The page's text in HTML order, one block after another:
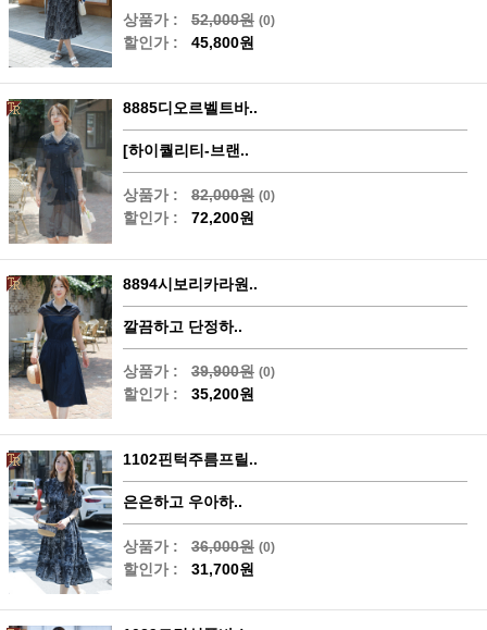
상품가 : 52,000원 (0)
할인가 : 45,800원
8885디오르벨트바..
[하이퀄리티-브랜..
상품가 : 82,000원 (0)
할인가 : 72,200원
8894시보리카라원..
깔끔하고 단정하..
상품가 : 39,900원 (0)
할인가 : 35,200원
1102핀턱주름프릴..
은은하고 우아하..
상품가 : 36,000원 (0)
할인가 : 31,700원